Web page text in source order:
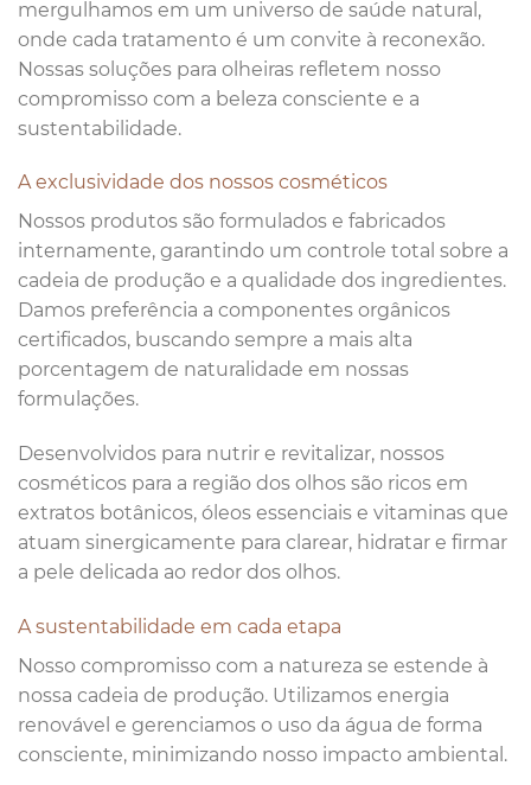
mergulhamos em um universo de saúde natural,
onde cada tratamento é um convite à reconexão.
Nossas soluções para olheiras refletem nosso
compromisso com a beleza consciente e a
sustentabilidade.
A exclusividade dos nossos cosméticos
Nossos produtos são formulados e fabricados
internamente, garantindo um controle total sobre a
cadeia de produção e a qualidade dos ingredientes.
Damos preferência a componentes orgânicos
certificados, buscando sempre a mais alta
porcentagem de naturalidade em nossas
formulações.
Desenvolvidos para nutrir e revitalizar, nossos
cosméticos para a região dos olhos são ricos em
extratos botânicos, óleos essenciais e vitaminas que
atuam sinergicamente para clarear, hidratar e firmar
a pele delicada ao redor dos olhos.
A sustentabilidade em cada etapa
Nosso compromisso com a natureza se estende à
nossa cadeia de produção. Utilizamos energia
renovável e gerenciamos o uso da água de forma
consciente, minimizando nosso impacto ambiental.